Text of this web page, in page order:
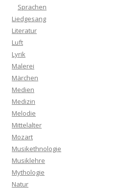
Sprachen
Liedgesang
Literatur
Luft
Lyrik
Malerei
Märchen
Medien
Medizin
Melodie
Mittelalter
Mozart
Musikethnologie
Musiklehre
Mythologie
Natur